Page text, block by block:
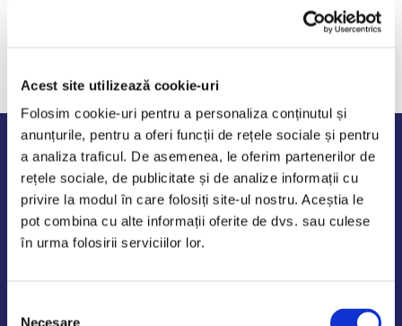
Acest site utilizează cookie-uri
Folosim cookie-uri pentru a personaliza conținutul și
anunțurile, pentru a oferi funcții de rețele sociale și pentru
a analiza traficul. De asemenea, le oferim partenerilor de
rețele sociale, de publicitate și de analize informații cu
privire la modul în care folosiți site-ul nostru. Aceștia le
pot combina cu alte informații oferite de dvs. sau culese
în urma folosirii serviciilor lor.
Necesare
Program de lucru
Luni - Vineri: 09:00-18:00
Sambata - Duminica: 10:00-14:00